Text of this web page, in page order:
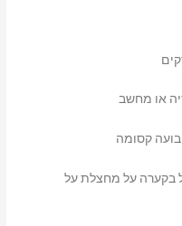
או מחשב
קסומה
בקערה על מחצלת על